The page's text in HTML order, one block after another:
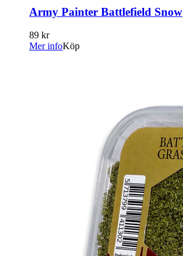
Army Painter Battlefield Snow
89 kr
Mer infoKöp